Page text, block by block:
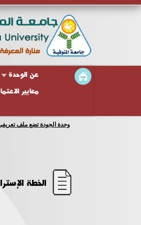
عن الوحدة
معايير
وحدة الجودة تضع ملف
الخطة